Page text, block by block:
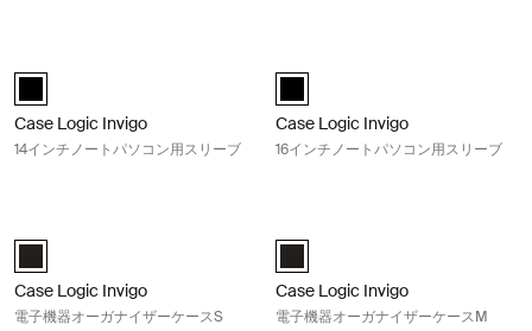
black (selected)
Case Logic Invigo
14インチノートパソコン用スリーブ
black (selected)
Case Logic Invigo
16インチノートパソコン用スリーブ
Case Logic Invigo electronic case small 黒 (selected)
Case Logic Invigo
電子機器オーガナイザーケースS
Case Logic Invigo electronic
Case Logic Invigo
電子機器オーガナイザーケースM